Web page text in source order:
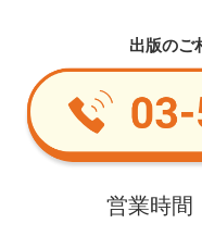
出版のご
営業時間